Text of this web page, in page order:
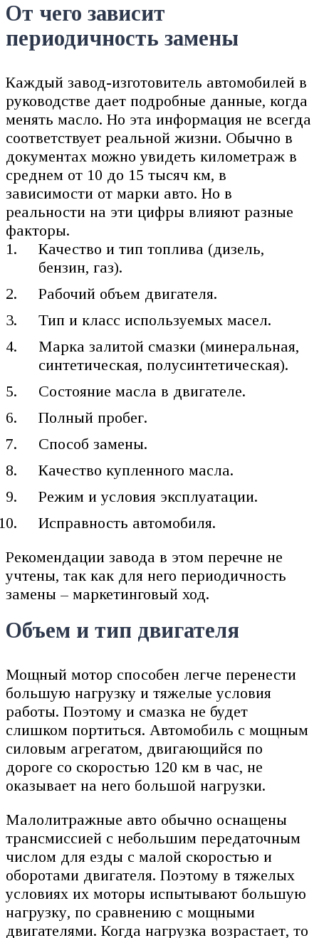
От чего зависит
периодичность замены
Каждый завод-изготовитель автомобилей в
руководстве дает подробные данные, когда
менять масло. Но эта информация не всегда
соответствует реальной жизни. Обычно в
документах можно увидеть километраж в
среднем от 10 до 15 тысяч км, в
зависимости от марки авто. Но в
реальности на эти цифры влияют разные
факторы.
Качество и тип топлива (дизель,
бензин, газ).
Рабочий объем двигателя.
Тип и класс используемых масел.
Марка залитой смазки (минеральная,
синтетическая, полусинтетическая).
Состояние масла в двигателе.
Полный пробег.
Способ замены.
Качество купленного масла.
Режим и условия эксплуатации.
Исправность автомобиля.
Рекомендации завода в этом перечне не
учтены, так как для него периодичность
замены – маркетинговый ход.
Объем и тип двигателя
Мощный мотор способен легче перенести
большую нагрузку и тяжелые условия
работы. Поэтому и смазка не будет
слишком портиться. Автомобиль с мощным
силовым агрегатом, двигающийся по
дороге со скоростью 120 км в час, не
оказывает на него большой нагрузки.
Малолитражные авто обычно оснащены
трансмиссией с небольшим передаточным
числом для езды с малой скоростью и
оборотами двигателя. Поэтому в тяжелых
условиях их моторы испытывают большую
нагрузку, по сравнению с мощными
двигателями. Когда нагрузка возрастает, то